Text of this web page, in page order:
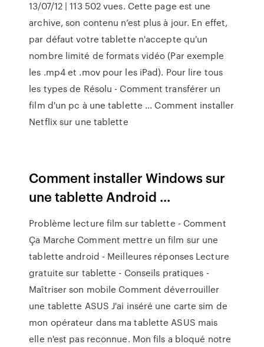
13/07/12 | 113 502 vues. Cette page est une
archive, son contenu n’est plus à jour. En effet,
par défaut votre tablette n'accepte qu'un
nombre limité de formats vidéo (Par exemple
les .mp4 et .mov pour les iPad). Pour lire tous
les types de Résolu - Comment transférer un
film d'un pc à une tablette ... Comment installer
Netflix sur une tablette
Comment installer Windows sur
une tablette Android ...
Problème lecture film sur tablette - Comment
Ça Marche Comment mettre un film sur une
tablette android - Meilleures réponses Lecture
gratuite sur tablette - Conseils pratiques -
Maîtriser son mobile Comment déverrouiller
une tablette ASUS J'ai inséré une carte sim de
mon opérateur dans ma tablette ASUS mais
elle n'est pas reconnue. Mon fils a bloqué notre